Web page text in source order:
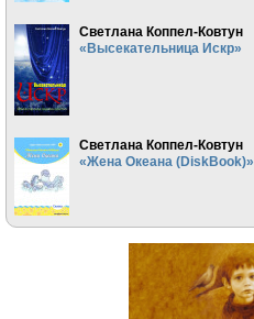
Светлана Коппел-Ковтун
«Высекательница Искр»
Светлана Коппел-Ковтун
«Жена Океана (DiskBook)»